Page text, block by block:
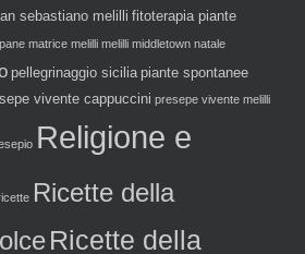
sebastiano melilli fitoterapia piante
matrice melilli melilli middletown natale
pellegrinaggio sicilia piante spontanee
vivente cappuccini presepe vivente melilli
Religione e
Ricette della
Ricette della